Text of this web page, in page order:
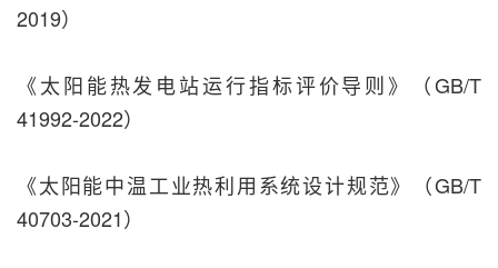
2019）
《太阳能热发电站运行指标评价导则》（GB/T
41992-2022）
《太阳能中温工业热利用系统设计规范》（GB/T
40703-2021）